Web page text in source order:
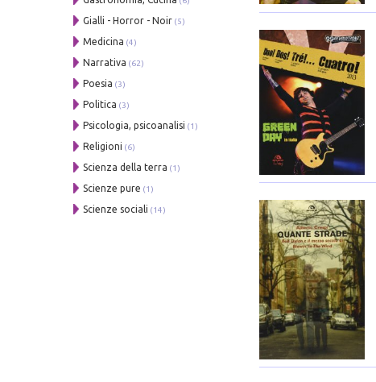
Gialli - Horror - Noir (5)
Medicina (4)
Narrativa (62)
Poesia (3)
Politica (3)
Psicologia, psicoanalisi (1)
Religioni (6)
Scienza della terra (1)
Scienze pure (1)
Scienze sociali (14)